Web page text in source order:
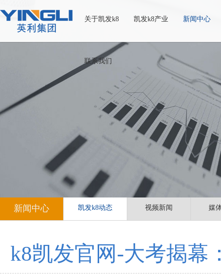
关于凯发k8 凯发k8产业 新闻中心
联系我们
新闻中心 凯发k8动态 视频新闻 媒
k8凯发官网-大考揭幕